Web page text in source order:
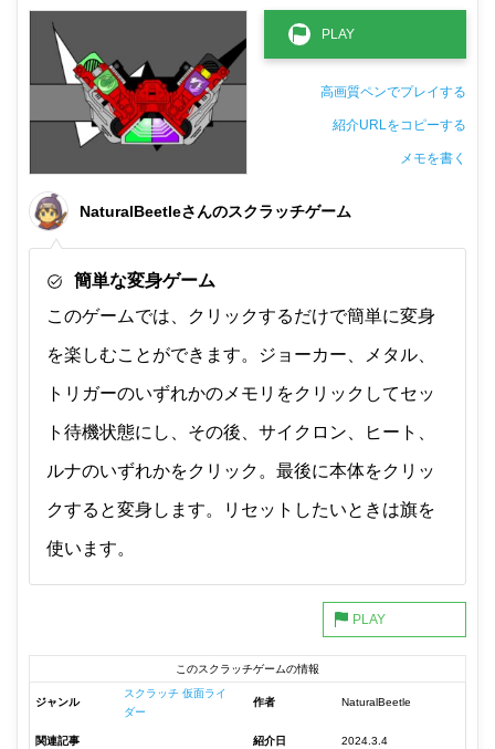
高画質ペンでプレイする
紹介URLをコピーする
メモを書く
NaturalBeetleさんのスクラッチゲーム
簡単な変身ゲーム
このゲームでは、クリックするだけで簡単に変身
を楽しむことができます。ジョーカー、メタル、
トリガーのいずれかのメモリをクリックしてセッ
ト待機状態にし、その後、サイクロン、ヒート、
ルナのいずれかをクリック。最後に本体をクリッ
クすると変身します。リセットしたいときは旗を
使います。
このスクラッチゲームの情報
ジャンル
スクラッチ 仮面ライ
ダー
作者 NaturalBeetle
関連記事 紹介日 2024.3.4